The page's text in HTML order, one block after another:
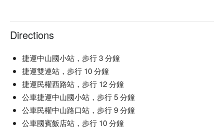
Directions
捷運中山國小站，步行 3 分鐘
捷運雙連站，步行 10 分鐘
捷運民權西路站，步行 12 分鐘
公車捷運中山國小站，步行 5 分鐘
公車民權中山路口站，步行 9 分鐘
公車國賓飯店站，步行 10 分鐘